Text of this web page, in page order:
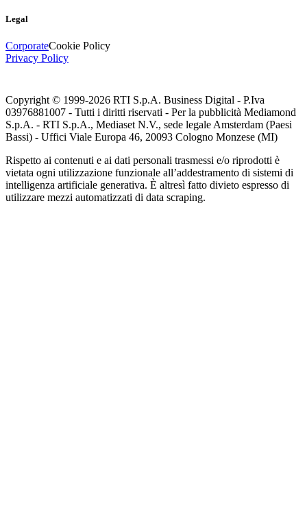
Legal
CorporateCookie Policy
Privacy Policy
Copyright © 1999-2026 RTI S.p.A. Business Digital - P.Iva
03976881007 - Tutti i diritti riservati - Per la pubblicità Mediamond
S.p.A. - RTI S.p.A., Mediaset N.V., sede legale Amsterdam (Paesi
Bassi) - Uffici Viale Europa 46, 20093 Cologno Monzese (MI)
Rispetto ai contenuti e ai dati personali trasmessi e/o riprodotti è
vietata ogni utilizzazione funzionale all’addestramento di sistemi di
intelligenza artificiale generativa. È altresì fatto divieto espresso di
utilizzare mezzi automatizzati di data scraping.